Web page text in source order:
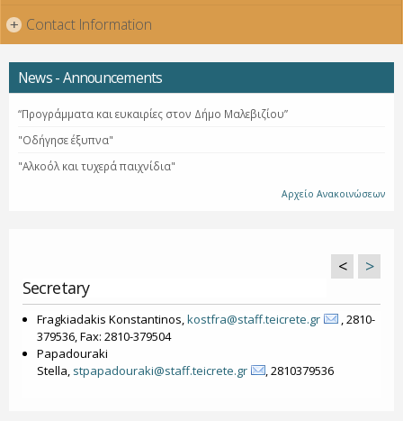
+ Contact Information
News - Announcements
“Προγράμματα και ευκαιρίες στον Δήμο Μαλεβιζίου”
"Οδήγησε έξυπνα"
"Αλκοόλ και τυχερά παιχνίδια"
Αρχείο Ανακοινώσεων
Secretary
< >
Fragkiadakis Konstantinos,kostfra@staff.teicrete.gr
, 2810-
379536, Fax: 2810-379504
Papadouraki
Stella, stpapadouraki@staff.teicrete.gr , 2810379536